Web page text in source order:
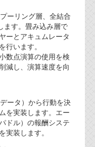
ーリング層、全結合
ます。畳み込み層で
ーとアキュムレータ
行います。
数点演算の使用を検
減し、演算速度を向
ータ）から行動を決
を実装します。エー
ドル）の報酬システ
実装します。